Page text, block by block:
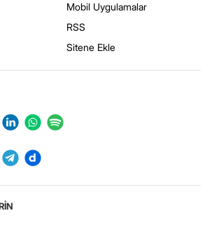
Mobil Uygulamalar
RSS
Sitene Ekle